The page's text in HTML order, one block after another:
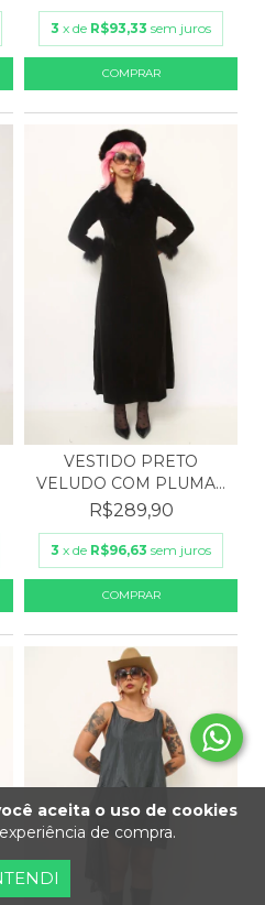
aceita o uso de cookies
de compra.
3 x de R$93,33 sem juros
VESTIDO PRETO
VELUDO COM PLUMAS
BUSTO E...
R$289,90
3 x de R$96,63 sem juros